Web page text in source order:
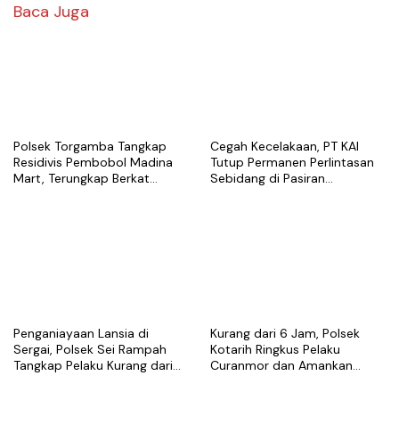
Baca Juga
Polsek Torgamba Tangkap
Residivis Pembobol Madina
Mart, Terungkap Berkat
Cegah Kecelakaan, PT KAI
Tutup Permanen Perlintasan
Sebidang di Pasiran
Penganiayaan Lansia di
Sergai, Polsek Sei Rampah
Tangkap Pelaku Kurang dari
Kurang dari 6 Jam, Polsek
Kotarih Ringkus Pelaku
Curanmor dan Amankan